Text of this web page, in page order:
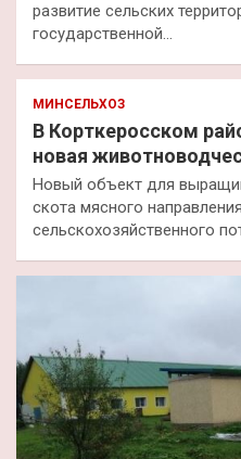
развитие сельских
государственной…
МИНСЕЛЬХОЗ
В Корткеросском
новая
Новый объект для
скота мясного
сельскохозяйственного